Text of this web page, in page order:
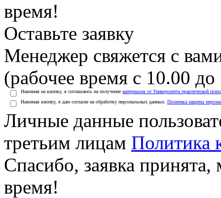
время!
Оставьте заявку
Менеджер свяжется с
(рабочее время с 10.00
Нажимая на кнопку, я соглашаюсь на получение материалов от Университета практической
Нажимая кнопку, я даю согласие на обработку персональных данных. Политика защиты
Личные данные
третьим лицам Политика
Спасибо, заявка
время!